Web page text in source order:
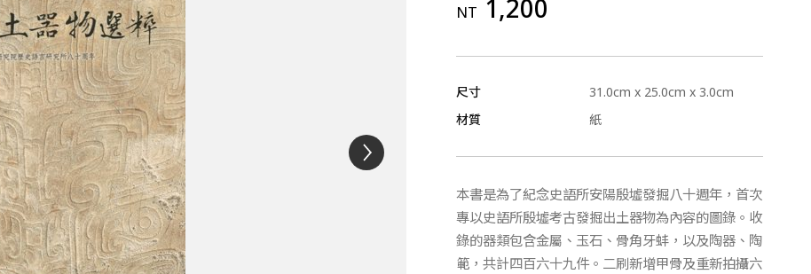
NT 1,200
尺寸
31.0cm x 25.0cm x 3.0cm
材質
紙
本書是為了紀念史語所安陽殷墟發掘八十週年，首次
專以史語所殷墟考古發掘出土器物為內容的圖錄。收
錄的器類包含金屬、玉石、骨角牙蚌，以及陶器、陶
範，共計四百六十九件。二刷新增甲骨及重新拍攝六